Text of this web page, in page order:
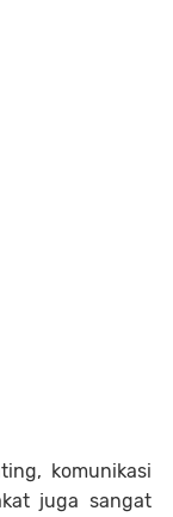
komunikasi
juga sangat